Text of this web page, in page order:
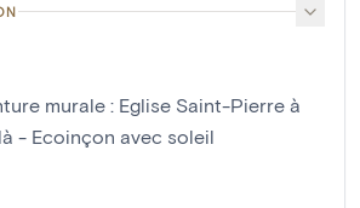
murale : Eglise Saint-Pierre à
- Ecoinçon avec soleil